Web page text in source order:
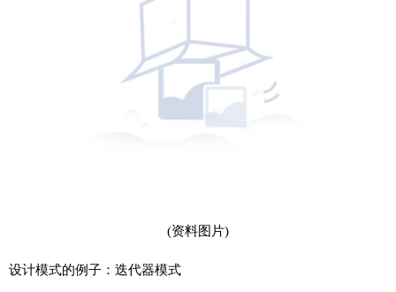
(资料图片)
设计模式的例子：迭代器模式